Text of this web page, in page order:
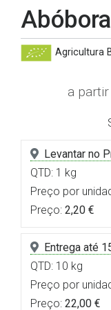
Agricultura
a partir
Levantar no
QTD: 1 kg
Preço por
Preço: 2,20 €
Entrega até
QTD: 10 kg
Preço por
Preço: 22,00 €